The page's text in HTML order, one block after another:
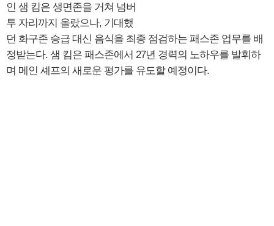
인 샘 킴은 생면존을 거쳐 넘버
투 자리까지 올랐으나, 기대했
던 화구존 승급 대신 음식을 최종 점검하는 패스존 업무를 배
정받는다. 샘 킴은 패스존에서 27년 경력의 노하우를 발휘하
며 메인 셰프의 새로운 평가를 유도할 예정이다.